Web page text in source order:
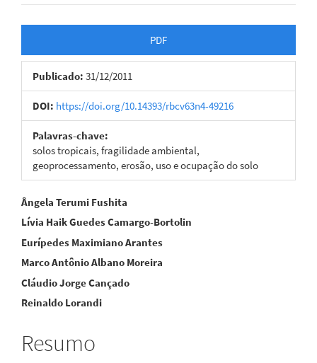
lateral
de
artigos
PDF
Publicado: 31/12/2011
DOI: https://doi.org/10.14393/rbcv63n4-49216
Palavras-chave:
solos tropicais, fragilidade ambiental,
geoprocessamento, erosão, uso e ocupação do solo
Conteúdo
do
artigo
principal
Ângela Terumi Fushita
Lívia Haik Guedes Camargo-Bortolin
Eurípedes Maximiano Arantes
Marco Antônio Albano Moreira
Cláudio Jorge Cançado
Reinaldo Lorandi
Resumo